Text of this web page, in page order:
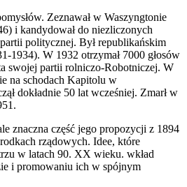
Zeznawał w Waszyngtonie
i kandydował do niezliczonych
politycznej. Był republikańskim
1934). W 1932 otrzymał 7000 głosów
swojej partii rolniczo-Robotniczej. W
na schodach Kapitolu w
dokładnie 50 lat wcześniej. Zmarł w
znaczna część jego propozycji z 1894
rządowych. Idee, które
w latach 90. XX wieku. wkład
i promowaniu ich w spójnym